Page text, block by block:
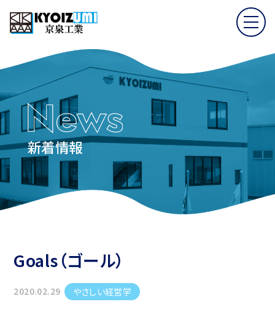
新着情報
Goals（ゴール）
2020.02.29 やさしい経営学